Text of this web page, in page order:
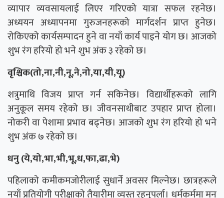
व्यापार व्यवसायलाई लिएर गरिएको यात्रा सफल रहनेछ।
अध्ययन अध्यापनमा गुरुजनहरूको मार्गदर्शन प्राप्त हुनेछ।
रोकिएको कार्यसम्पादन हुने वा नयाँ कार्य पाइने योग छ। आजको
शुभ रंग हरियो हो भने शुभ अंक ३ रहेको छ।
वृश्चिक(तो,ना,नी,नू,ने,नो,या,यी,यू)
शत्रुमाथि विजय प्राप्त गर्न सकिनेछ। विद्यार्थीहरूको लागि
अनुकूल समय रहेको छ। जीवनसाथीबाट उपहार प्राप्त होला।
नोकरी वा पेशामा प्रभाव बढ्नेछ। आजको शुभ रंग हरियो हो भने
शुभ अंक ७ रहेको छ।
धनु (ये,यो,भा,भी,भू,ध,फा,ढा,भे)
पहिलाको कमीकमजोरीलाई सुधार्ने अवसर मिल्नेछ। छात्रहरूले
नयाँ प्रतियोगी परीक्षाको तैयारीमा व्यस्त रहनुपर्ला। धर्मकर्ममा मन